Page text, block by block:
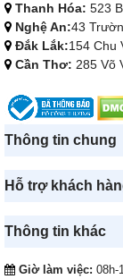
Thanh Hóa: 523
Nghệ An:43
Đắk Lắk:154 Chu
Cần Thơ: 285 Võ
Thông tin chung
Hỗ trợ khách
Thông tin khác
Giờ làm việc: 08h-